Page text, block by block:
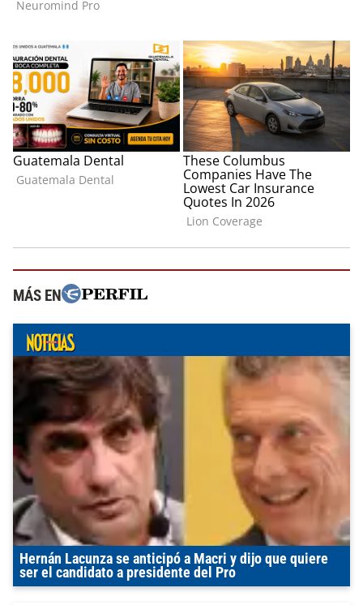
MÁS EN
Hernán Lacunza se anticipó a Macri y dijo que quiere
ser el candidato a presidente del Pro